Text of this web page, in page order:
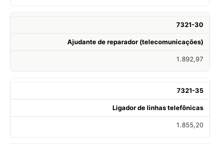
7321-30
Ajudante de reparador (telecomunicações)
1.892,97
7321-35
Ligador de linhas telefônicas
1.855,20